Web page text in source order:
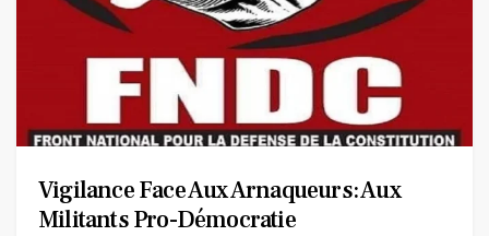
Vigilance Face Aux Arnaqueurs: Aux
Militants Pro-Démocratie